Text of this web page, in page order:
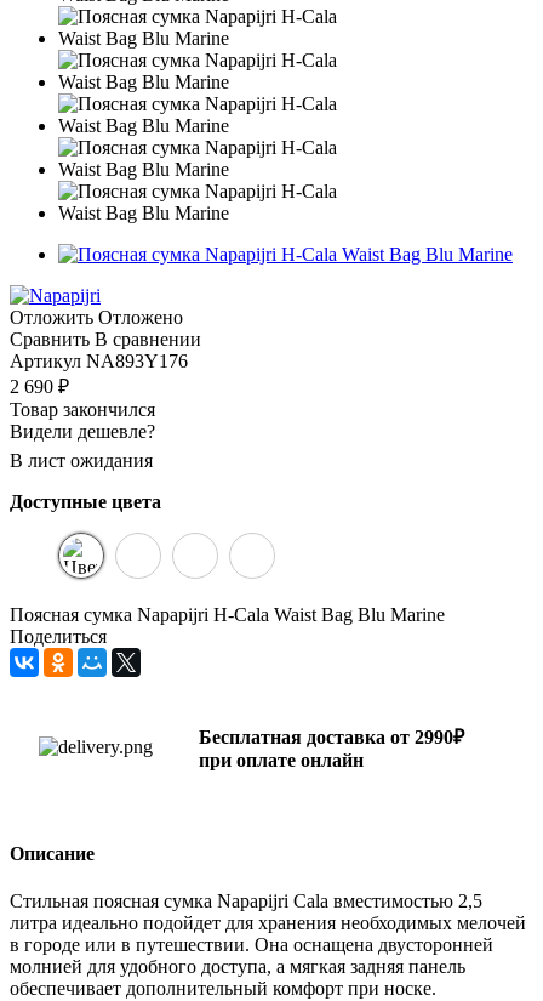
Отложить Отложено
Сравнить В сравнении
Артикул NA893Y176
2 690 ₽
Товар закончился
Видели дешевле?
В лист ожидания
Доступные цвета
Поясная сумка Napapijri H-Cala Waist Bag Blu Marine
Поделиться
Бесплатная доставка от 2990₽
при оплате онлайн
Описание
Стильная поясная сумка Napapijri Cala вместимостью 2,5
литра идеально подойдет для хранения необходимых мелочей
в городе или в путешествии. Она оснащена двусторонней
молнией для удобного доступа, а мягкая задняя панель
обеспечивает дополнительный комфорт при носке.